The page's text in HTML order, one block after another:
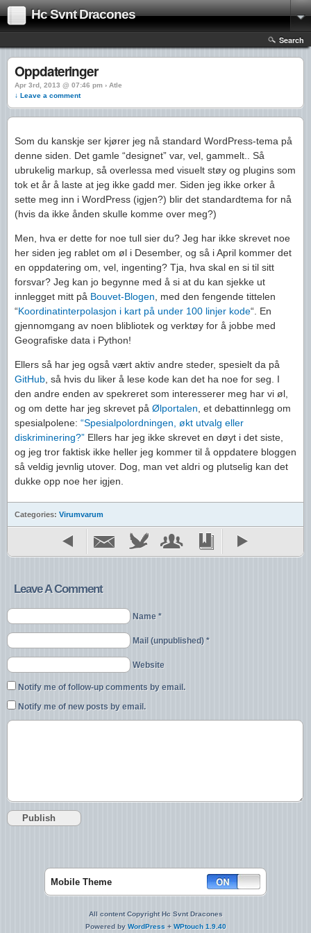
Hc Svnt Dracones
Search
Oppdateringer
Apr 3rd, 2013 @ 07:46 pm › Atle
↓ Leave a comment
Som du kanskje ser kjører jeg nå standard WordPress-tema på
denne siden. Det gamle “designet” var, vel, gammelt.. Så
ubrukelig markup, så overlessa med visuelt støy og plugins som
tok et år å laste at jeg ikke gadd mer. Siden jeg ikke orker å
sette meg inn i WordPress (igjen?) blir det standardtema for nå
(hvis da ikke ånden skulle komme over meg?)
Men, hva er dette for noe tull sier du? Jeg har ikke skrevet noe
her siden jeg rablet om øl i Desember, og så i April kommer det
en oppdatering om, vel, ingenting? Tja, hva skal en si til sitt
forsvar? Jeg kan jo begynne med å si at du kan sjekke ut
innlegget mitt på Bouvet-Blogen , med den fengende tittelen
“Koordinatinterpolasjon i kart på under 100 linjer kode“. En
gjennomgang av noen blibliotek og verktøy for å jobbe med
Geografiske data i Python!
Ellers så har jeg også vært aktiv andre steder, spesielt da på
GitHub , så hvis du liker å lese kode kan det ha noe for seg. I
den andre enden av spekreret som interesserer meg har vi øl,
og om dette har jeg skrevet på Ølportalen , et debattinnlegg om
spesialpolene: “Spesialpolordningen, økt utvalg eller
diskriminering?” Ellers har jeg ikke skrevet en døyt i det siste,
og jeg tror faktisk ikke heller jeg kommer til å oppdatere bloggen
så veldig jevnlig utover. Dog, man vet aldri og plutselig kan det
dukke opp noe her igjen.
Categories: Virumvarum
Leave A Comment
Name *
Mail (unpublished) *
Website
Notify me of follow-up comments by email.
Notify me of new posts by email.
Mobile Theme
All content Copyright Hc Svnt Dracones
Powered by WordPress + WPtouch 1.9.40